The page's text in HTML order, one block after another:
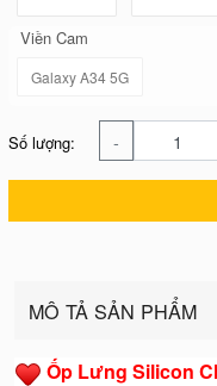
Viền Cam
Galaxy A34 5G
Số lượng: -
MÔ TẢ SẢN PHẨM
Ốp Lưng Silicon